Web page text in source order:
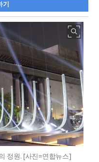
기
정원. [사진=연합뉴스]